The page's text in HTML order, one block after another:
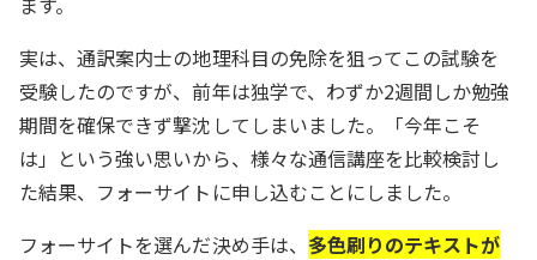
実は、通訳案内士の地理科目の免除を狙ってこの試験を
受験したのですが、前年は独学で、わずか2週間しか勉強
期間を確保できず撃沈してしまいました。「今年こそ
は」という強い思いから、様々な通信講座を比較検討し
た結果、フォーサイトに申し込むことにしました。
フォーサイトを選んだ決め手は、 多色刷りのテキストが